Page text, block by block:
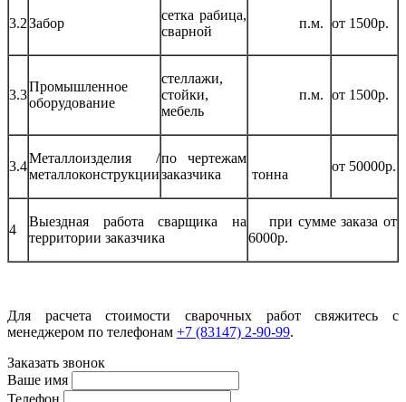
3.2Забор
сетка рабица,
сварной
п.м. от 1500р.
3.3
Промышленное
оборудование
стеллажи,
стойки,
мебель
п.м. от 1500р.
3.4
Металлоизделия /
металлоконструкции
по чертежам
заказчика
тонна
от 50000р.
4
Выездная работа сварщика на
территории заказчика
при сумме заказа от
6000р.
Для расчета стоимости сварочных работ свяжитесь с
менеджером по телефонам +7 (83147) 2-90-99.
Заказать звонок
Ваше имя